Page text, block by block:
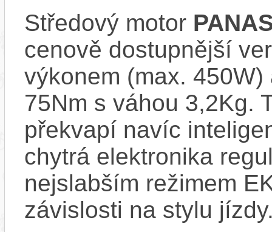
Středový motor
cenově dostupnější
výkonem (max.
75Nm s váhou 3,2Kg.
překvapí navíc
chytrá elektronika
nejslabším režimem
závislosti na stylu